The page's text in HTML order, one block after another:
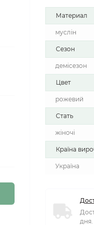
Материал
муслін
Сезон
демісезон
Цвет
рожевий
Стать
жіночі
Країна
Україна
дня.